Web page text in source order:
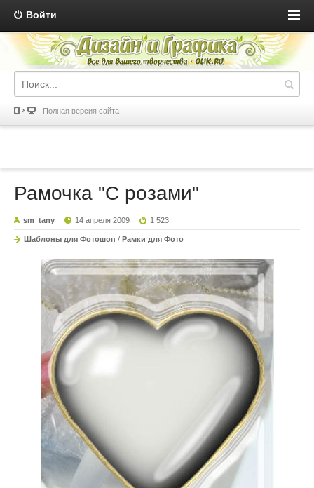
Войти
Полная версия сайта
Рамочка "С розами"
sm_tany 14 апреля 2009 1 523
Шаблоны для Фотошоп / Рамки для Фото